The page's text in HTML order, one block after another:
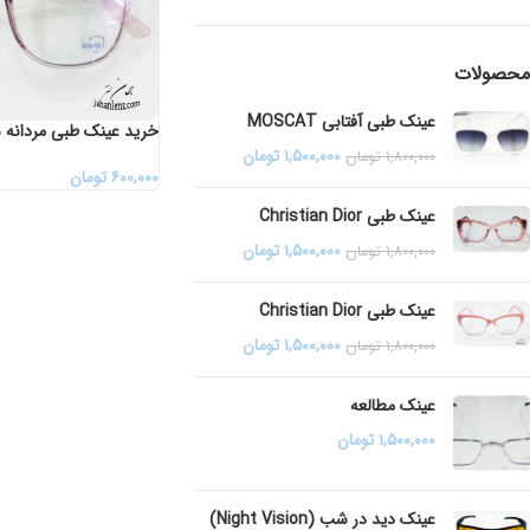
محصولات
عینک طبی آفتابی MOSCAT
۱,۸۰۰,۰۰۰ تومان ۱,۵۰۰,۰۰۰تومان
عینک طبی Christian Dior
۱,۸۰۰,۰۰۰ تومان ۱,۵۰۰,۰۰۰تومان
عینک طبی Christian Dior
۱,۸۰۰,۰۰۰ تومان ۱,۵۰۰,۰۰۰تومان
عینک مطالعه
۱,۵۰۰,۰۰۰تومان
عینک دید در شب (Night Vision)
خرید عینک طبی
۶۰۰,۰۰۰تومان